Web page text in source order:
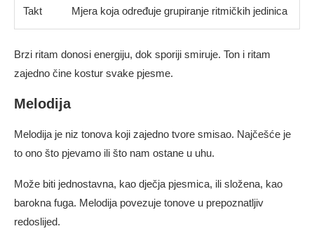
Takt Mjera koja određuje grupiranje ritmičkih jedinica
Brzi ritam donosi energiju, dok sporiji smiruje. Ton i ritam
zajedno čine kostur svake pjesme.
Melodija
Melodija je niz tonova koji zajedno tvore smisao. Najčešće je
to ono što pjevamo ili što nam ostane u uhu.
Može biti jednostavna, kao dječja pjesmica, ili složena, kao
barokna fuga. Melodija povezuje tonove u prepoznatljiv
redoslijed.